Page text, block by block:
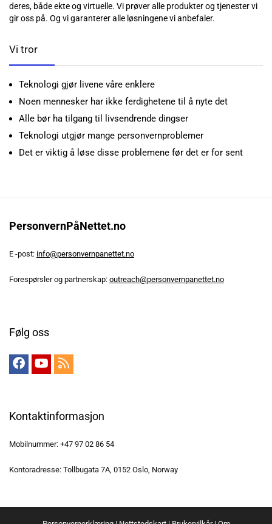
deres, både ekte og virtuelle. Vi prøver alle produkter og tjenester vi
gir oss på. Og vi garanterer alle løsningene vi anbefaler.
Vi tror
Teknologi gjør livene våre enklere
Noen mennesker har ikke ferdighetene til å nyte det
Alle bør ha tilgang til livsendrende dingser
Teknologi utgjør mange personvernproblemer
Det er viktig å løse disse problemene før det er for sent
PersonvernPåNettet.no
E -post: info@personvernpanettet.no
Forespørsler og partnerskap: outreach@personvernpanettet.no
Følg oss
Kontaktinformasjon
Mobilnummer: +47 97 02 86 54
Kontoradresse: Tollbugata 7A, 0152 Oslo, Norway